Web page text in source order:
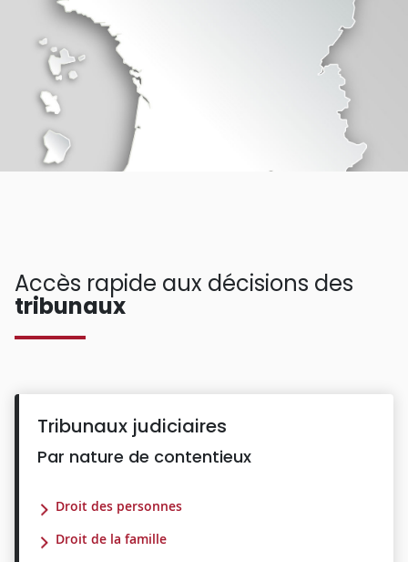
Accès rapide aux décisions des
tribunaux
Tribunaux judiciaires
Par nature de contentieux
Droit des personnes
Droit de la famille